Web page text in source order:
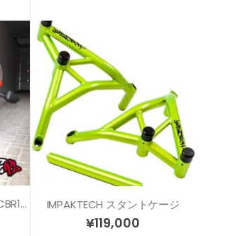
FORSTUNT スタントケージ CBR1000RR (04-07) SC57 IMPAKTECH スタントケージ
¥119,000